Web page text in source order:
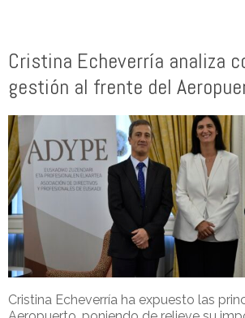
Cristina Echeverría analiza
gestión al frente del
Cristina Echeverría ha expuesto las